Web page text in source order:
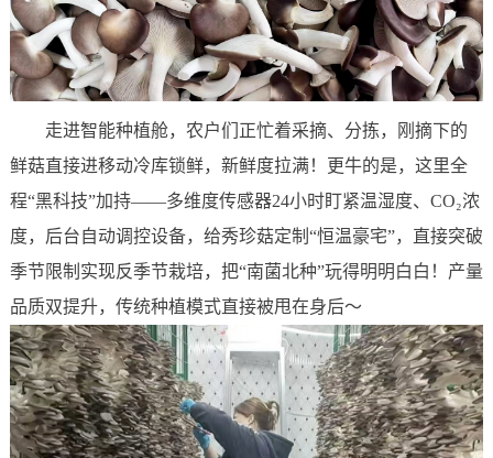
走进智能种植舱，农户们正忙着采摘、分拣，刚摘下的
鲜菇直接进移动冷库锁鲜，新鲜度拉满！更牛的是，这里全
程“黑科技”加持——多维度传感器24小时盯紧温湿度、CO₂浓
度，后台自动调控设备，给秀珍菇定制“恒温豪宅”，直接突破
季节限制实现反季节栽培，把“南菌北种”玩得明明白白！产量
品质双提升，传统种植模式直接被甩在身后～